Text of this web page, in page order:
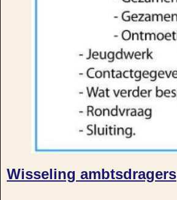
Wisseling ambtsdragers